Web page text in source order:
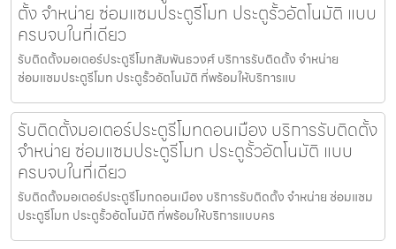
ตั้ง จำหน่าย ซ่อมแซมประตูรีโมท ประตูรั้วอัตโนมัติ แบบ
ครบจบในที่เดียว
รับติดตั้งมอเตอร์ประตูรีโมทสัมพันธวงศ์ บริการรับติดตั้ง จำหน่าย
ซ่อมแซมประตูรีโมท ประตูรั้วอัตโนมัติ ที่พร้อมให้บริการแบ
รับติดตั้งมอเตอร์ประตูรีโมทดอนเมือง บริการรับติดตั้ง
จำหน่าย ซ่อมแซมประตูรีโมท ประตูรั้วอัตโนมัติ แบบ
ครบจบในที่เดียว
รับติดตั้งมอเตอร์ประตูรีโมทดอนเมือง บริการรับติดตั้ง จำหน่าย ซ่อมแซม
ประตูรีโมท ประตูรั้วอัตโนมัติ ที่พร้อมให้บริการแบบคร